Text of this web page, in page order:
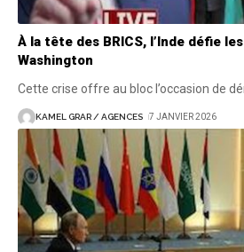
À la tête des BRICS, l’Inde défie
Washington
Cette crise offre au bloc l’occasion de
KAMEL GRAR / AGENCES 7 JANVIER 2026